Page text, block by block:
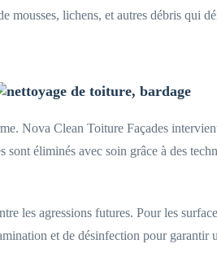
mousses, lichens, et autres débris qui
Nova Clean Toiture Façades
éliminés avec soin grâce à des
les agressions futures. Pour les
et de désinfection pour garantir